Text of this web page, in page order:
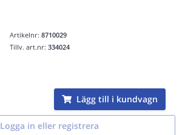
Artikelnr:8710029
Tillv. art.nr:334024
Lägg till i kundvagn
Logga in eller registrera